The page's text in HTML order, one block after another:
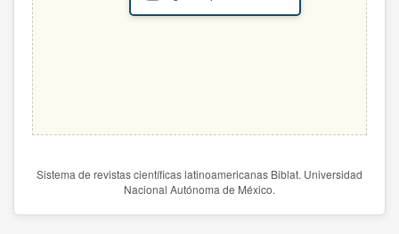
Sistema de revistas científicas latinoamericanas Biblat. Universidad
Nacional Autónoma de México.